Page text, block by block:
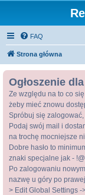
FAQ
Strona główna
Ogłoszenie
Ze względu na to co
żeby mieć znowu
Spróbuj się
Podaj swój mail i
na trochę mocniejsze
Dobre hasło to
znaki specjalne jak -
Po zalogowaniu
nazwę u góry po
> Edit Global Settings